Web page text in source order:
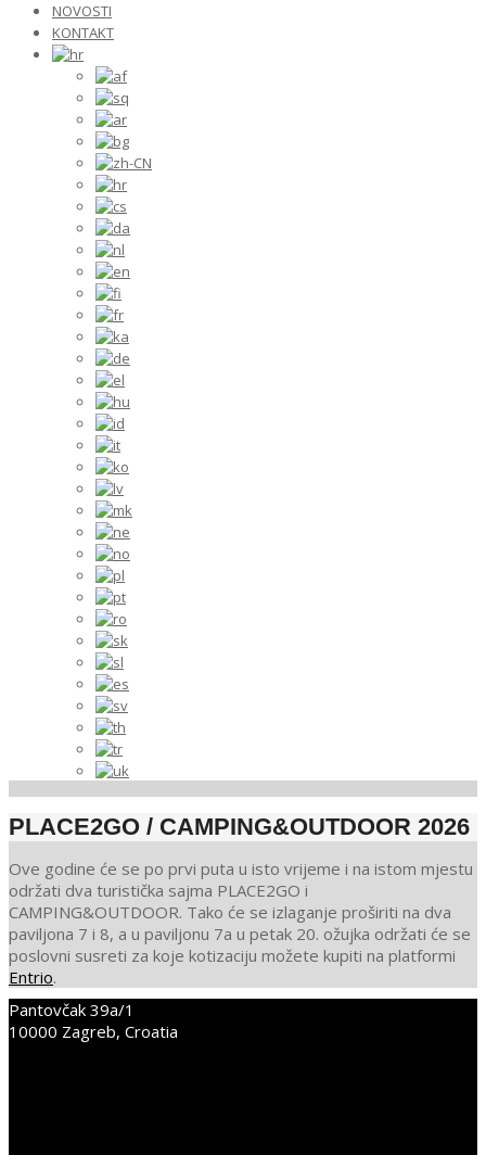
NOVOSTI
KONTAKT
PLACE2GO / CAMPING&OUTDOOR 2026
Ove godine će se po prvi puta u isto vrijeme i na istom mjestu
održati dva turistička sajma PLACE2GO i
CAMPING&OUTDOOR. Tako će se izlaganje proširiti na dva
paviljona 7 i 8, a u paviljonu 7a u petak 20. ožujka održati će se
poslovni susreti za koje kotizaciju možete kupiti na platformi
Entrio.
2026-
02-
Pantovčak 39a/1
10000 Zagreb, Croatia